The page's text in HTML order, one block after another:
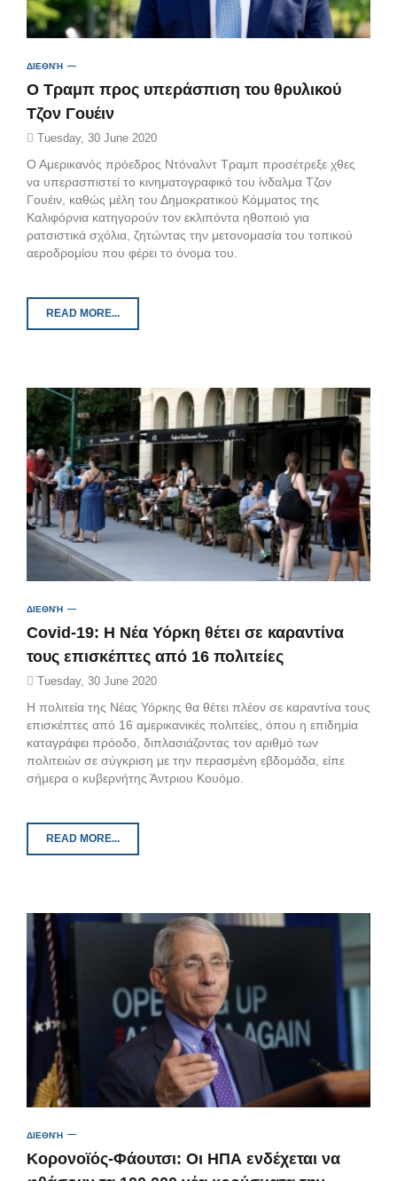
ΔΙΕΘΝΉ
Ο Τραμπ προς υπεράσπιση του θρυλικού
Τζον Γουέιν
Tuesday, 30 June 2020
Ο Αμερικανός πρόεδρος Ντόναλντ Τραμπ προσέτρεξε χθες
να υπερασπιστεί το κινηματογραφικό του ίνδαλμα Τζον
Γουέιν, καθώς μέλη του Δημοκρατικού Κόμματος της
Καλιφόρνια κατηγορούν τον εκλιπόντα ηθοποιό για
ρατσιστικά σχόλια, ζητώντας την μετονομασία του τοπικού
αεροδρομίου που φέρει το όνομα του.
READ MORE...
ΔΙΕΘΝΉ
Covid-19: Η Νέα Υόρκη θέτει σε καραντίνα
τους επισκέπτες από 16 πολιτείες
Tuesday, 30 June 2020
Η πολιτεία της Νέας Υόρκης θα θέτει πλέον σε καραντίνα τους
επισκέπτες από 16 αμερικανικές πολιτείες, όπου η επιδημία
καταγράφει πρόοδο, διπλασιάζοντας τον αριθμό των
πολιτειών σε σύγκριση με την περασμένη εβδομάδα, είπε
σήμερα ο κυβερνήτης Άντριου Κουόμο.
READ MORE...
ΔΙΕΘΝΉ
Κορονοϊός-Φάουτσι: Οι ΗΠΑ ενδέχεται να